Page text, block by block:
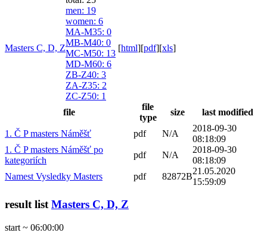
Masters C, D, Z
men: 19
women: 6
MA-M35: 0
MB-M40: 0
MC-M50: 13
MD-M60: 6
ZB-Z40: 3
ZA-Z35: 2
ZC-Z50: 1
[html][pdf][xls]
file
file
type
size last modified
1. Č P masters Náměšť pdf N/A
2018-09-30
08:18:09
1. Č P masters Náměšť po
kategoriích
pdf N/A
2018-09-30
08:18:09
Namest Vysledky Masters
pdf 82872B
21.05.2020
15:59:09
result listMasters C, D, Z
start ~ 06:00:00